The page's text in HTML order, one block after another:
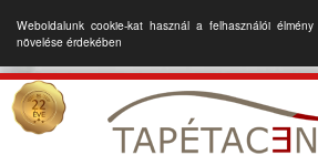
Weboldalunk cookie-kat használ a felhasználói élmény
növelése érdekében